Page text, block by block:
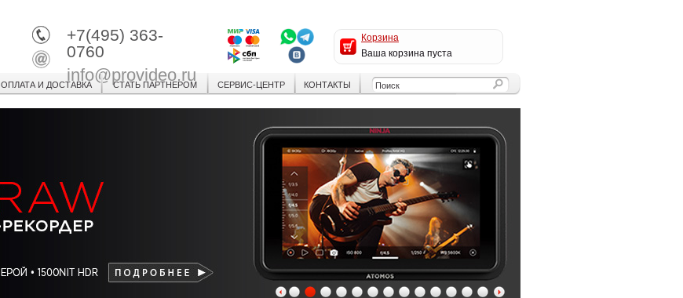
+7(495) 363-
0760
info@provideo.ru
Корзина
Ваша корзина пуста
ОПЛАТА И ДОСТАВКА СТАТЬ ПАРТНЕРОМ СЕРВИС-ЦЕНТР КОНТАКТЫ